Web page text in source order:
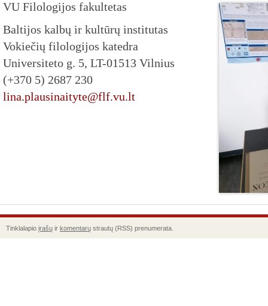
VU Filologijos fakultetas
Baltijos kalbų ir kultūrų institutas
Vokiečių filologijos katedra
Universiteto g. 5, LT-01513 Vilnius
(+370 5) 2687 230
lina.plausinaityte@flf.vu.lt
Tinklalapio įrašų ir komentarų strautų (RSS) prenumerata.